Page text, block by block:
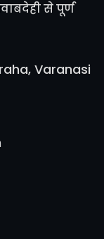
से पूर्ण
Varanasi